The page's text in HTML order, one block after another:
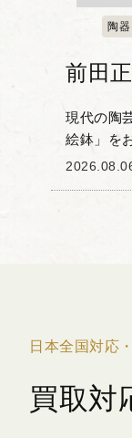
陶
前田
現代の陶
絵鉢」を
は、色絵
日本全国対応
買取対